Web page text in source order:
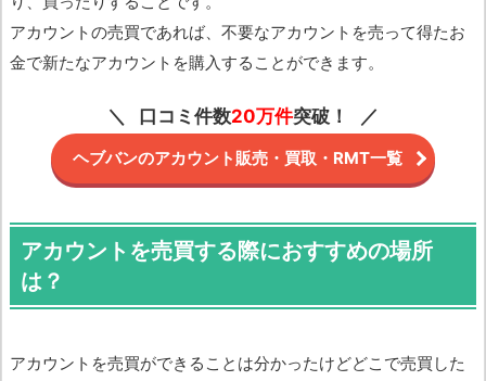
アカウントの売買であれば、不要なアカウントを売って得たお
金で新たなアカウントを購入することができます。
口コミ件数20万件突破！
ヘブバンのアカウント販売・買取・RMT一覧
アカウントを売買する際におすすめの場所
は？
アカウントを売買ができることは分かったけどどこで売買した